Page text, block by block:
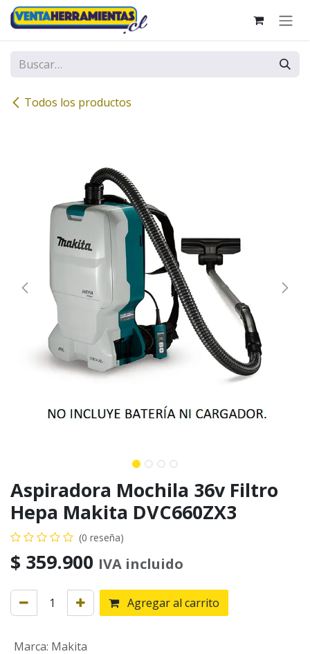
Ir al contenido
Todos los productos
Aspiradora Mochila 36v Filtro
Hepa Makita DVC660ZX3
(0 reseña)
$ 359.900 IVA incluido
Agregar al carrito
Marca: Makita